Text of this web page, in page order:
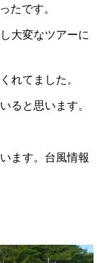
たです。
大変なツアーに
れてました。
ると思います。
ます。台風情報